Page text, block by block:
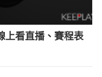
上看直播、賽程表